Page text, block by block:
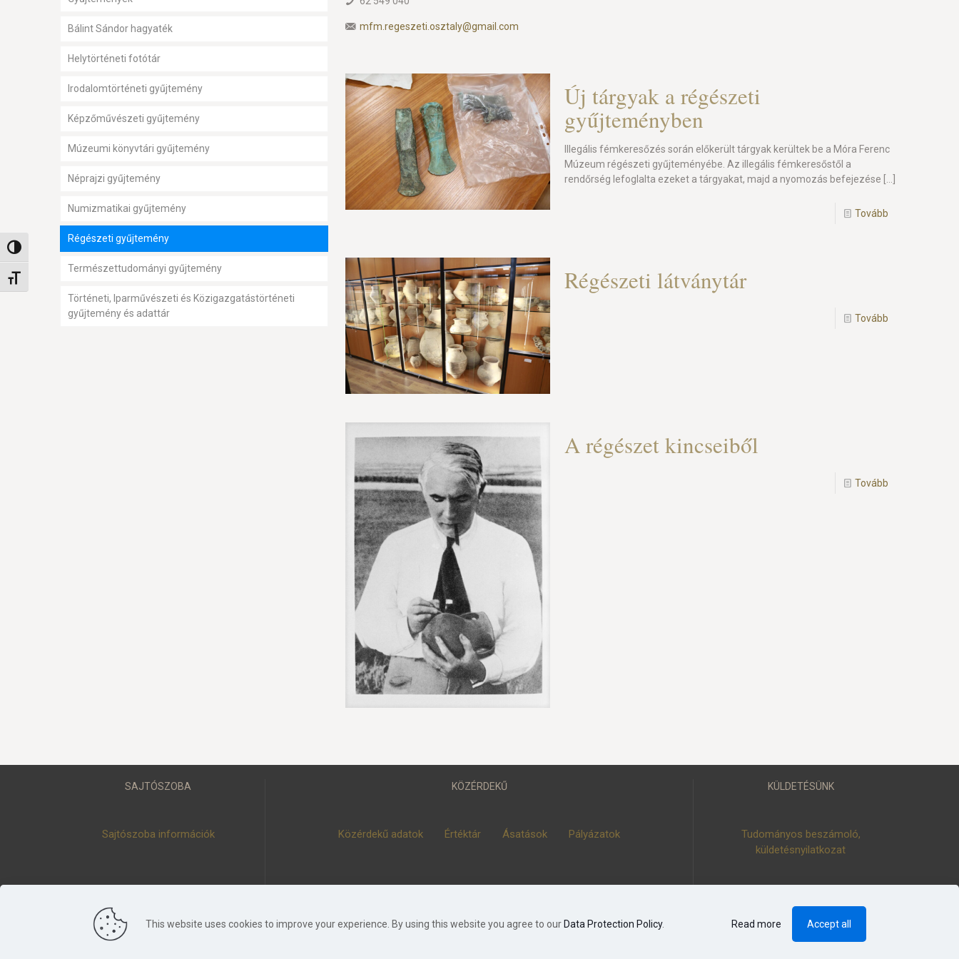
Nagy kontraszt váltása
Betűméret váltása
Bálint Sándor hagyaték
Helytörténeti fotótár
Irodalomtörténeti gyűjtemény
Képzőművészeti gyűjtemény
Múzeumi könyvtári gyűjtemény
Néprajzi gyűjtemény
Numizmatikai gyűjtemény
Régészeti gyűjtemény
Természettudományi gyűjtemény
Történeti, Iparművészeti és Közigazgatástörténeti
gyűjtemény és adattár
mfm.regeszeti.osztaly@gmail.com
Új tárgyak a régészeti
gyűjteményben
Illegális fémkeresőzés során előkerült tárgyak kerültek be a Móra Ferenc
Múzeum régészeti gyűjteményébe. Az illegális fémkeresőstől a
rendőrség lefoglalta ezeket a tárgyakat, majd a nyomozás befejezése
Tovább
Régészeti látványtár
Tovább
A régészet kincseiből
Tovább
SAJTÓSZOBA
Sajtószoba információk
KÖZÉRDEKŰ
Közérdekű adatok Értéktár Ásatások Pályázatok
KÜLDETÉSÜNK
Tudományos beszámoló,
küldetésnyilatkozat
This website uses cookies to improve your experience. By using this website you agree to ourData Protection Policy. Read more Accept all